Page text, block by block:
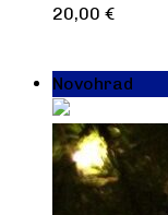
20,00 €
Novohrad